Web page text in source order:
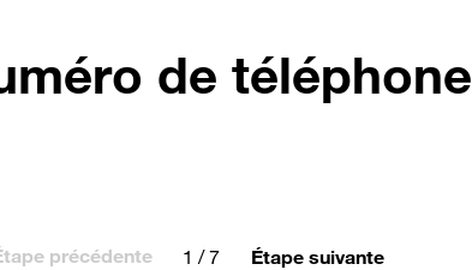
de téléphone
précédente 1 / 7 Étape suivante